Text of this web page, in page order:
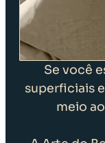
Se você
superficiais
meio